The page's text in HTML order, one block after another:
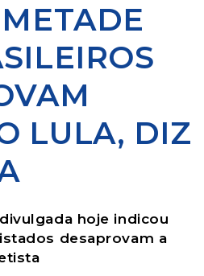
LULA, DIZ
hoje indicou
desaprovam a